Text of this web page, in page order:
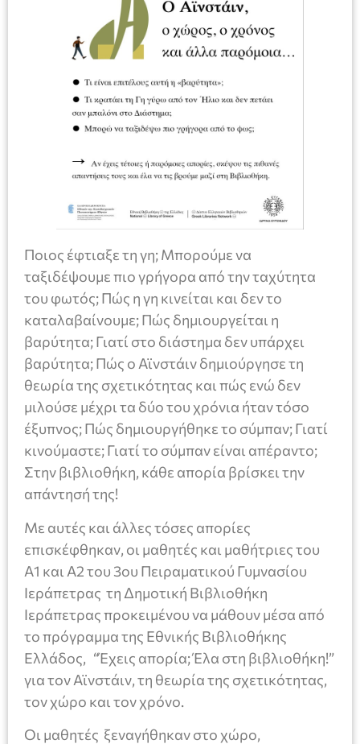
Ποιος έφτιαξε τη γη; Μπορούμε να
ταξιδέψουμε πιο γρήγορα από την ταχύτητα
του φωτός; Πώς η γη κινείται και δεν το
καταλαβαίνουμε; Πώς δημιουργείται η
βαρύτητα; Γιατί στο διάστημα δεν υπάρχει
βαρύτητα; Πώς ο Αϊνστάιν δημιούργησε τη
θεωρία της σχετικότητας και πώς ενώ δεν
μιλούσε μέχρι τα δύο του χρόνια ήταν τόσο
έξυπνος; Πώς δημιουργήθηκε το σύμπαν; Γιατί
κινούμαστε; Γιατί το σύμπαν είναι απέραντο;
Στην βιβλιοθήκη, κάθε απορία βρίσκει την
απάντησή της!
Με αυτές και άλλες τόσες απορίες
επισκέφθηκαν, οι μαθητές και μαθήτριες του
Α1 και Α2 του 3ου Πειραματικού Γυμνασίου
Ιεράπετρας τη Δημοτική Βιβλιοθήκη
Ιεράπετρας προκειμένου να μάθουν μέσα από
το πρόγραμμα της Εθνικής Βιβλιοθήκης
Ελλάδος, “Έχεις απορία; Έλα στη βιβλιοθήκη!”
για τον Αϊνστάιν, τη θεωρία της σχετικότητας,
τον χώρο και τον χρόνο.
Οι μαθητές ξεναγήθηκαν στο χώρο,